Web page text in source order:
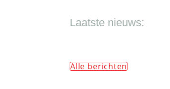
website
Laatste nieuws:
Alle berichten